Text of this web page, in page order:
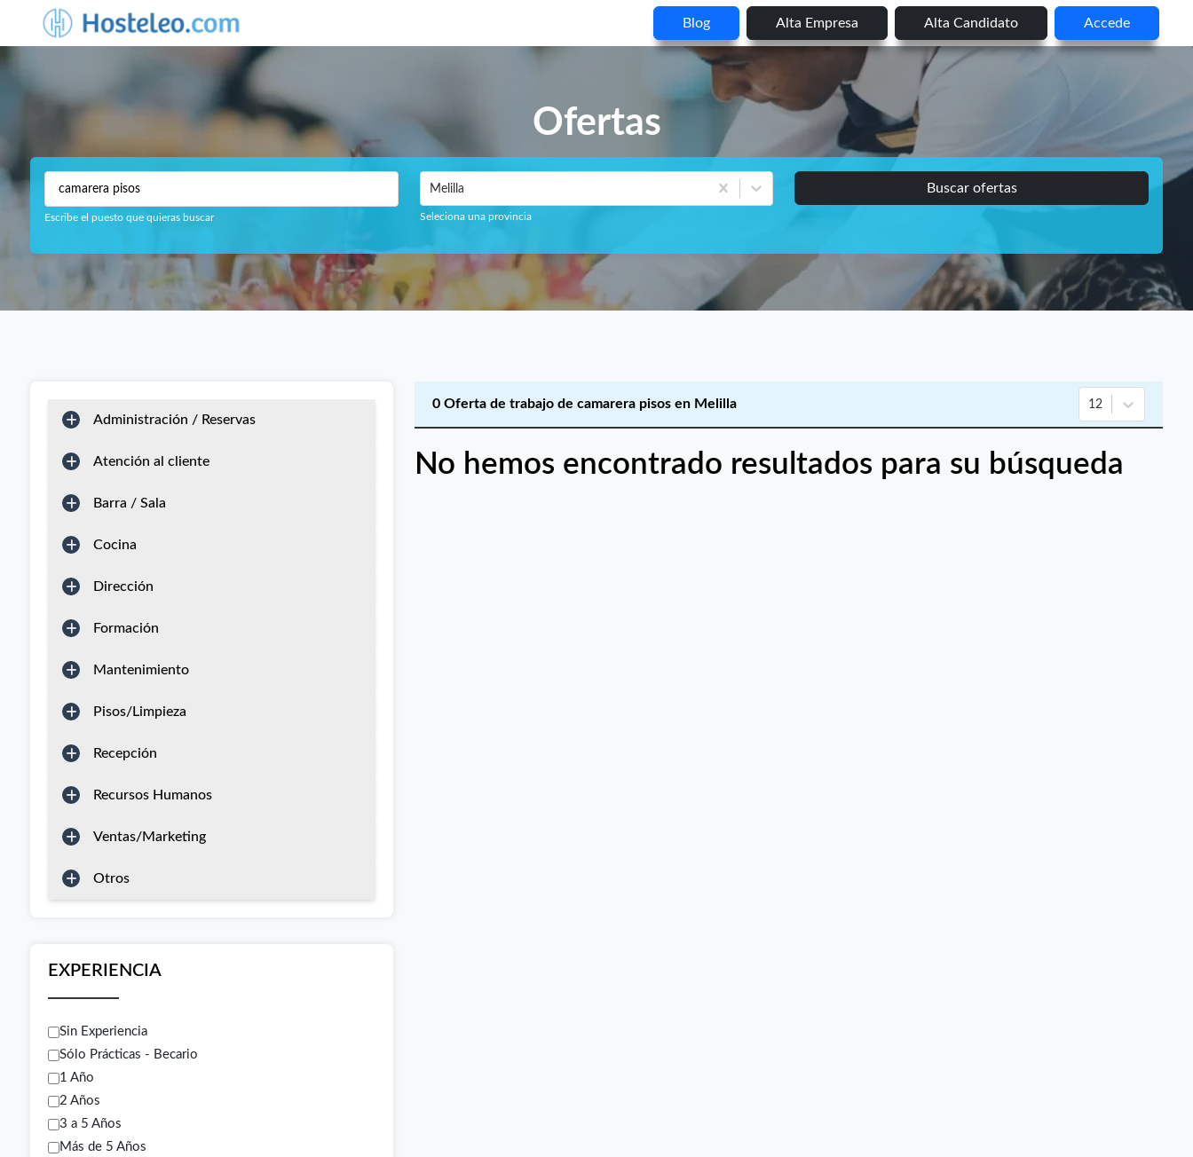
Blog Alta Empresa Alta Candidato Accede
Ofertas
Escribe el puesto que quieras buscar
Melilla
Seleciona una provincia
Buscar ofertas
Administración / Reservas
Atención al cliente
Barra / Sala
Cocina
Dirección
Formación
Mantenimiento
Pisos/Limpieza
Recepción
Recursos Humanos
Ventas/Marketing
Otros
EXPERIENCIA
Sin Experiencia
Sólo Prácticas - Becario
1 Año
2 Años
3 a 5 Años
Más de 5 Años
0 Oferta de trabajo de camarera pisos en Melilla 12
No hemos encontrado resultados para su búsqueda